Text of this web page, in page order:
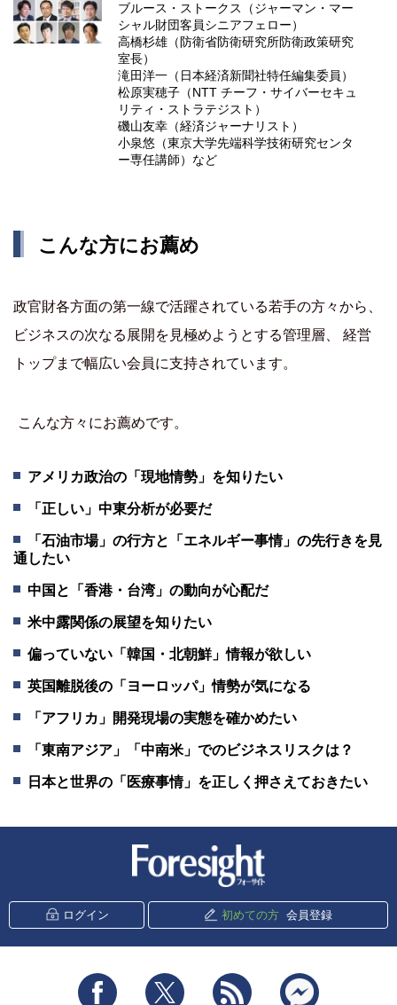
ブルース・ストークス（ジャーマン・マー
シャル財団客員シニアフェロー）
高橋杉雄（防衛省防衛研究所防衛政策研究
室長）
滝田洋一（日本経済新聞社特任編集委員）
松原実穂子（NTT チーフ・サイバーセキュ
リティ・ストラテジスト）
磯山友幸（経済ジャーナリスト）
小泉悠（東京大学先端科学技術研究センタ
ー専任講師）など
こんな方にお薦め
政官財各方面の第一線で活躍されている若手の方々から、
ビジネスの次なる展開を見極めようとする管理層、 経営
トップまで幅広い会員に支持されています。
こんな方々にお薦めです。
アメリカ政治の「現地情勢」を知りたい
「正しい」中東分析が必要だ
「石油市場」の行方と「エネルギー事情」の先行きを見
通したい
中国と「香港・台湾」の動向が心配だ
米中露関係の展望を知りたい
偏っていない「韓国・北朝鮮」情報が欲しい
英国離脱後の「ヨーロッパ」情勢が気になる
「アフリカ」開発現場の実態を確かめたい
「東南アジア」「中南米」でのビジネスリスクは？
日本と世界の「医療事情」を正しく押さえておきたい
ログイン 初めての方 会員登録
Facebook Twitter RSS